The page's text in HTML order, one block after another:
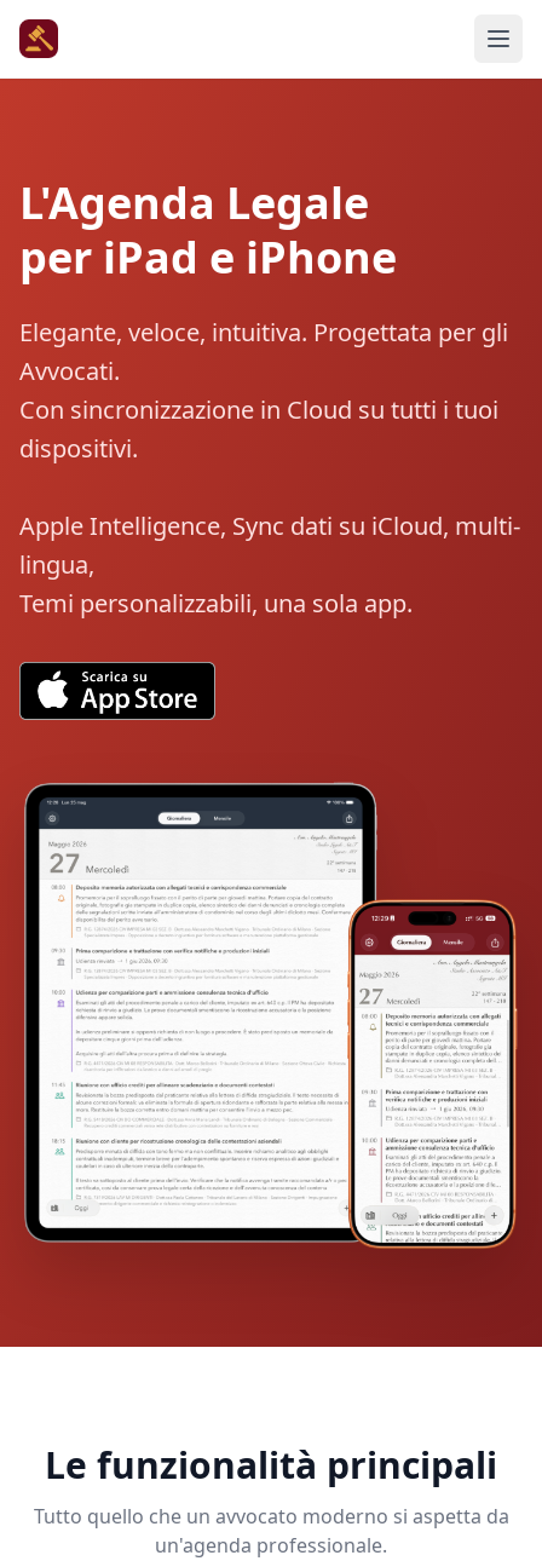
L'Agenda Legale
per iPad e iPhone
Elegante, veloce, intuitiva. Progettata per gli
Avvocati.
Con sincronizzazione in Cloud su tutti i tuoi
dispositivi.
Apple Intelligence, Sync dati su iCloud, multi-
lingua,
Temi personalizzabili, una sola app.
Le funzionalità principali
Tutto quello che un avvocato moderno si aspetta da
un'agenda professionale.